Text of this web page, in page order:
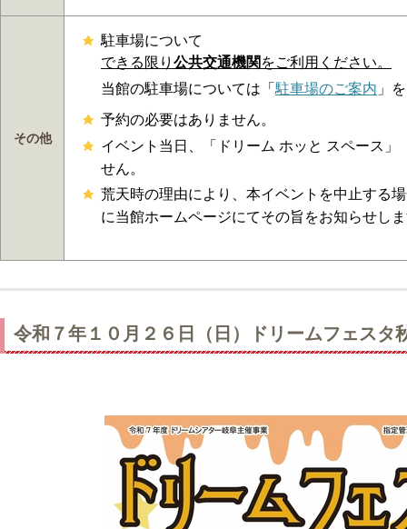
その他
駐車場について
できる限り 公共交通機関 をご利用ください。
当館の駐車場については「 駐車場のご案内 」
予約の必要はありません。
イベント当日、「ドリーム ホッと スペース
せん。
荒天時の理由により、本イベントを中止する
に当館ホームページにてその旨をお知らせし
令和７年１０月２６日（日）ドリームフェス